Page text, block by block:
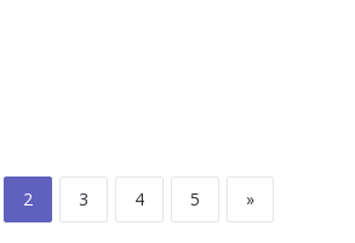
2 3 4 5 »